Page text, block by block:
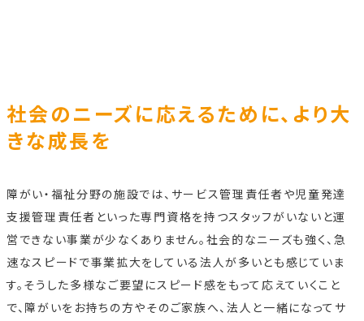
社会のニーズに応えるために、より大
きな成長を
障がい・福祉分野の施設では、サービス管理責任者や児童発達
支援管理責任者といった専門資格を持つスタッフがいないと運
営できない事業が少なくありません。社会的なニーズも強く、急
速なスピードで事業拡大をしている法人が多いとも感じていま
す。そうした多様なご要望にスピード感をもって応えていくこと
で、障がいをお持ちの方やそのご家族へ、法人と一緒になってサ